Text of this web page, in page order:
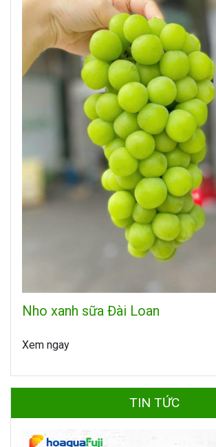
Nho xanh sữa Đài Loan
Xem ngay
TIN TỨC